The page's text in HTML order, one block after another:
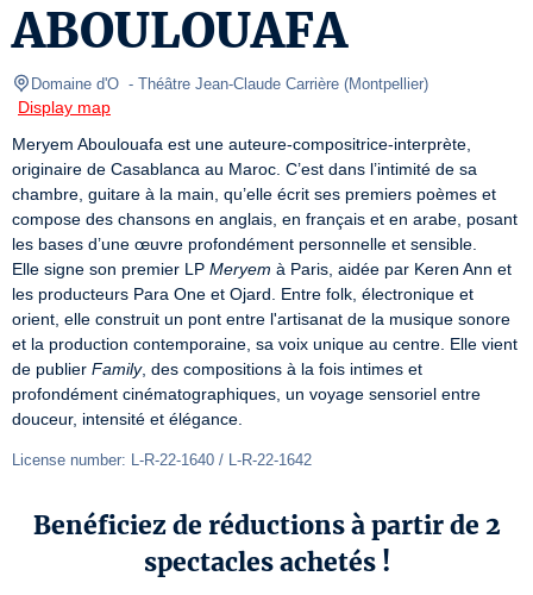
ABOULOUAFA
Domaine d'O - Théâtre Jean-Claude Carrière (Montpellier)
Display map
Meryem Aboulouafa est une auteure-compositrice-interprète,
originaire de Casablanca au Maroc. C’est dans l’intimité de sa
chambre, guitare à la main, qu’elle écrit ses premiers poèmes et
compose des chansons en anglais, en français et en arabe, posant
les bases d’une œuvre profondément personnelle et sensible.
Elle signe son premier LP Meryem à Paris, aidée par Keren Ann et
les producteurs Para One et Ojard. Entre folk, électronique et
orient, elle construit un pont entre l'artisanat de la musique sonore
et la production contemporaine, sa voix unique au centre. Elle vient
de publier Family, des compositions à la fois intimes et
profondément cinématographiques, un voyage sensoriel entre
douceur, intensité et élégance.
License number: L-R-22-1640 / L-R-22-1642
Benéficiez de réductions à partir de 2
spectacles achetés !